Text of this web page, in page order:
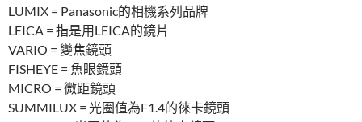
LUMIX = Panasonic的相機系列品牌
LEICA = 指是用LEICA的鏡片
VARIO = 變焦鏡頭
FISHEYE = 魚眼鏡頭
MICRO = 微距鏡頭
SUMMILUX = 光圈值為F1.4的徠卡鏡頭